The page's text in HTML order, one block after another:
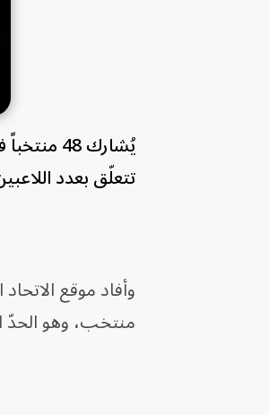
يُشارك 48 منتخباً في نهائيات
تتعلّق بعدد
وأفاد موقع
منتخب، وهو